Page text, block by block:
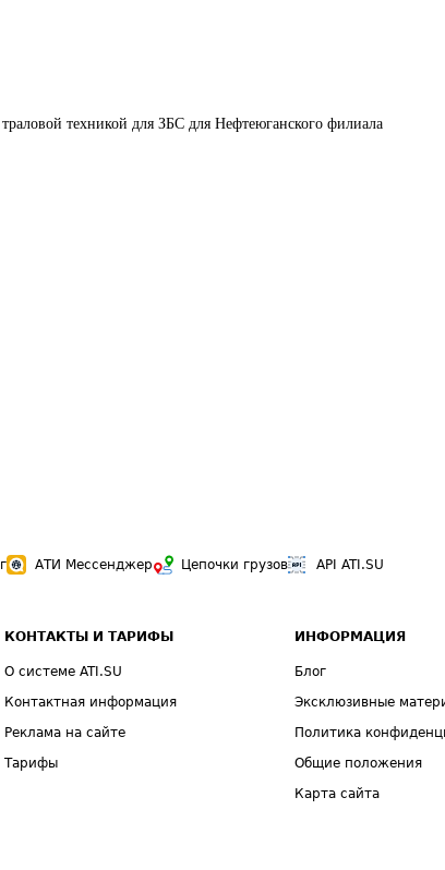
техникой для ЗБС для Нефтеюганского филиала
АТИ Мессенджер Цепочки грузов API ATI.SU
КОНТАКТЫ И ТАРИФЫ
О системе ATI.SU
Контактная информация
Реклама на сайте
Тарифы
ИНФОРМАЦИЯ
Блог
Эксклюзивные
Политика
Общие положения
Карта сайта